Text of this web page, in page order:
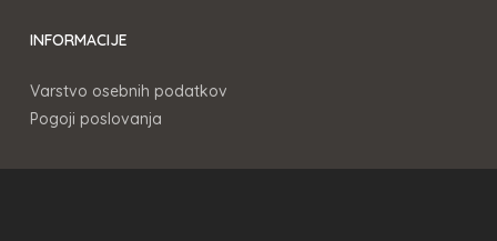
INFORMACIJE
Varstvo osebnih podatkov
Pogoji poslovanja